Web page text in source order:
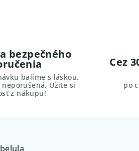
bezpečného
balíme s láskou,
Užite si
z nákupu!
Cez
po